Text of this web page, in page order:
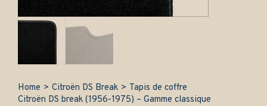
Home > Citroën DS Break > Tapis de coffre
Citroën DS break (1956-1975) – Gamme classique